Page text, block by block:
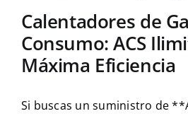
Calentadores de
Consumo: ACS
Máxima Eficiencia
Si buscas un suministro de